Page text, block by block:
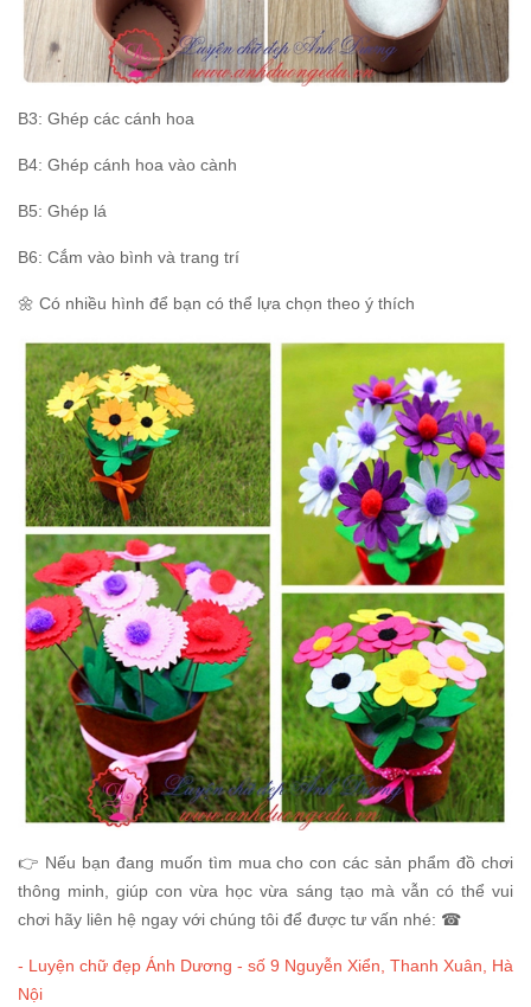
B3: Ghép các cánh hoa
B4: Ghép cánh hoa vào cành
B5: Ghép lá
B6: Cắm vào bình và trang trí
🌼 Có nhiều hình để bạn có thể lựa chọn theo ý thích
👉 Nếu bạn đang muốn tìm mua cho con các sản phẩm đồ chơi
thông minh, giúp con vừa học vừa sáng tạo mà vẫn có thể vui
chơi hãy liên hệ ngay với chúng tôi để được tư vấn nhé: ☎
- Luyện chữ đẹp Ánh Dương - số 9 Nguyễn Xiển, Thanh Xuân, Hà
Nội